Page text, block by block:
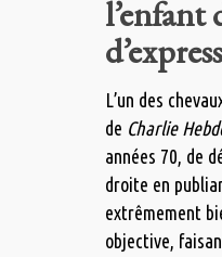
l’enfant
L’un des
de Charlie
années 70, de
droite en
extrêmement
objective,